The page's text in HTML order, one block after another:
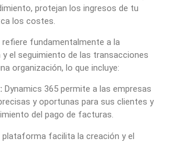
protejan los ingresos de tu
los costes.
fundamentalmente a la
el seguimiento de las transacciones
organización, lo que incluye:
Dynamics 365 permite a las empresas
y oportunas para sus clientes y
del pago de facturas.
plataforma facilita la creación y el